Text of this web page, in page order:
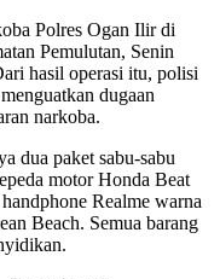
Polres Ogan Ilir di
Pemulutan, Senin
hasil operasi itu, polisi
dugaan
narkoba.
dua paket sabu-sabu
motor Honda Beat
Realme warna
Beach. Semua barang